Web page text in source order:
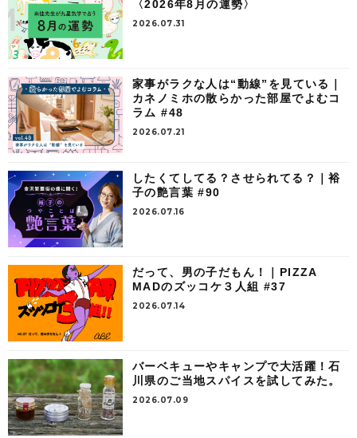
〈2026年8月の運勢〉
2026.07.31
家事がラクな人は“動線”を見ている｜
カネノミホの散らかった部屋でよむコ
ラム #48
2026.07.21
したくてしてる？させられてる？｜裕
子の艶言葉 #90
2026.07.16
だって、男の子だもん！｜PIZZA
MADのズッコケ３人組 #37
2026.07.14
バーベキューやキャンプで大活躍！石
川県のご当地スパイスを試してみた。
2026.07.09